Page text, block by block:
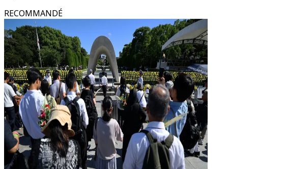
RECOMMANDÉ